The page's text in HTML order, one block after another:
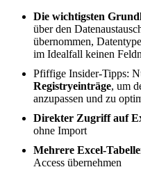
Die wichtigsten
über den
übernommen,
im Idealfall keinen
Pfiffige Insider-Tipps:
Registryeinträge, um
anzupassen und zu
Direkter Zugriff auf
ohne Import
Mehrere Excel-
Access übernehmen